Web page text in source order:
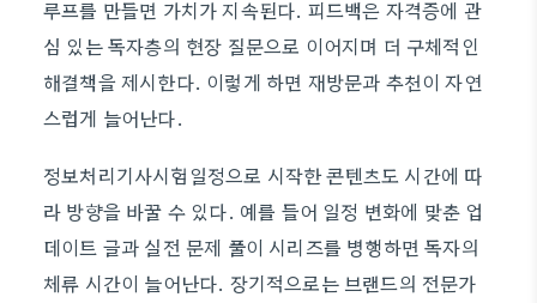
루프를 만들면 가치가 지속된다. 피드백은 자격증에 관
심 있는 독자층의 현장 질문으로 이어지며 더 구체적인
해결책을 제시한다. 이렇게 하면 재방문과 추천이 자연
스럽게 늘어난다.
정보처리기사시험일정으로 시작한 콘텐츠도 시간에 따
라 방향을 바꿀 수 있다. 예를 들어 일정 변화에 맞춘 업
데이트 글과 실전 문제 풀이 시리즈를 병행하면 독자의
체류 시간이 늘어난다. 장기적으로는 브랜드의 전문가